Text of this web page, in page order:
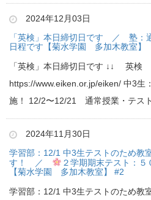
2024年12月03日
「英検」本日締切日です ／ 塾：
日程です【菊水学園 多加木教室】
「英検」本日締切日です ↓↓ 英
https://www.eiken.or.jp/eiken/ 中3
施！ 12/2〜12/21 通常授業・テス
2024年11月30日
学習部：12/1 中3生テストのため教
す！ ／
２学期期末テスト：
【菊水学園 多加木教室】 #2
学習部：12/1 中3生テストのため教